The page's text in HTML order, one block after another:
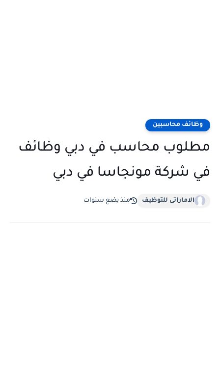
وظائف محاسبين
مطلوب محاسب في دبي وظائف
في شركة مونجاسا في دبي
الاماراتى للتوظيف منذ بضع سنوات